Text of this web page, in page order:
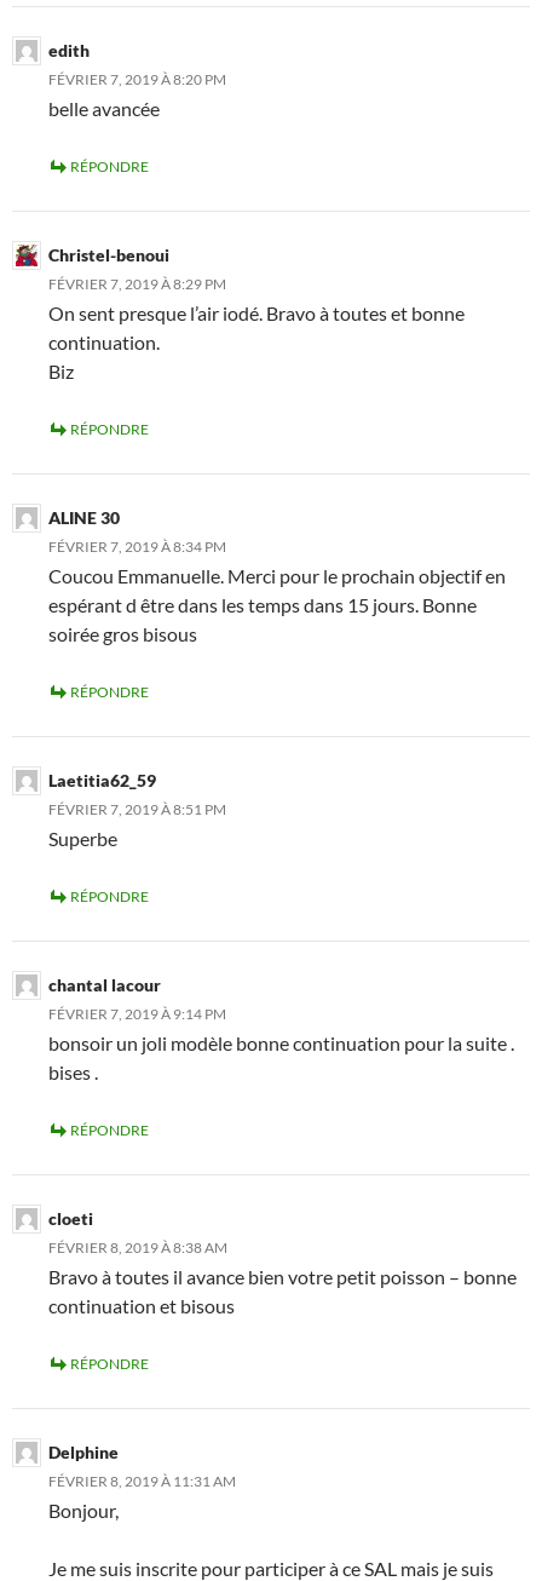
edith
FÉVRIER 7, 2019 À 8:20 PM
belle avancée
RÉPONDRE
Christel-benoui
FÉVRIER 7, 2019 À 8:29 PM
On sent presque l’air iodé. Bravo à toutes et bonne
continuation.
Biz
RÉPONDRE
ALINE 30
FÉVRIER 7, 2019 À 8:34 PM
Coucou Emmanuelle. Merci pour le prochain objectif en
espérant d être dans les temps dans 15 jours. Bonne
soirée gros bisous
RÉPONDRE
Laetitia62_59
FÉVRIER 7, 2019 À 8:51 PM
Superbe
RÉPONDRE
chantal lacour
FÉVRIER 7, 2019 À 9:14 PM
bonsoir un joli modèle bonne continuation pour la suite .
bises .
RÉPONDRE
cloeti
FÉVRIER 8, 2019 À 8:38 AM
Bravo à toutes il avance bien votre petit poisson – bonne
continuation et bisous
RÉPONDRE
Delphine
FÉVRIER 8, 2019 À 11:31 AM
Bonjour,
Je me suis inscrite pour participer à ce SAL mais je suis